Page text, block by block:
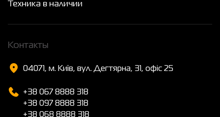
Техника в наличии
Контакты
04071, м. Київ, вул. Дегтярна, 31, офіс 25
+38 067 8888 318
+38 097 8888 318
+38 068 8888 318